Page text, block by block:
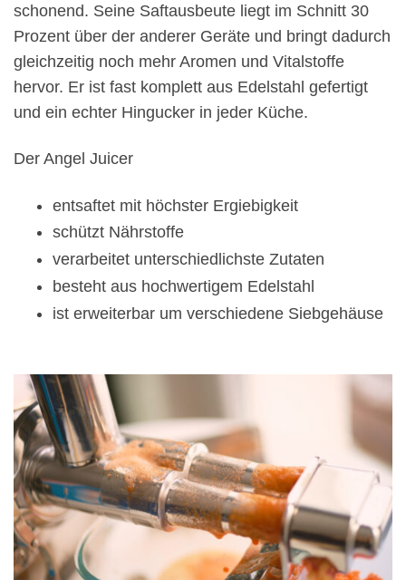
schonend. Seine Saftausbeute liegt im Schnitt 30
Prozent über der anderer Geräte und bringt dadurch
gleichzeitig noch mehr Aromen und Vitalstoffe
hervor. Er ist fast komplett aus Edelstahl gefertigt
und ein echter Hingucker in jeder Küche.
Der Angel Juicer
entsaftet mit höchster Ergiebigkeit
schützt Nährstoffe
verarbeitet unterschiedlichste Zutaten
besteht aus hochwertigem Edelstahl
ist erweiterbar um verschiedene Siebgehäuse